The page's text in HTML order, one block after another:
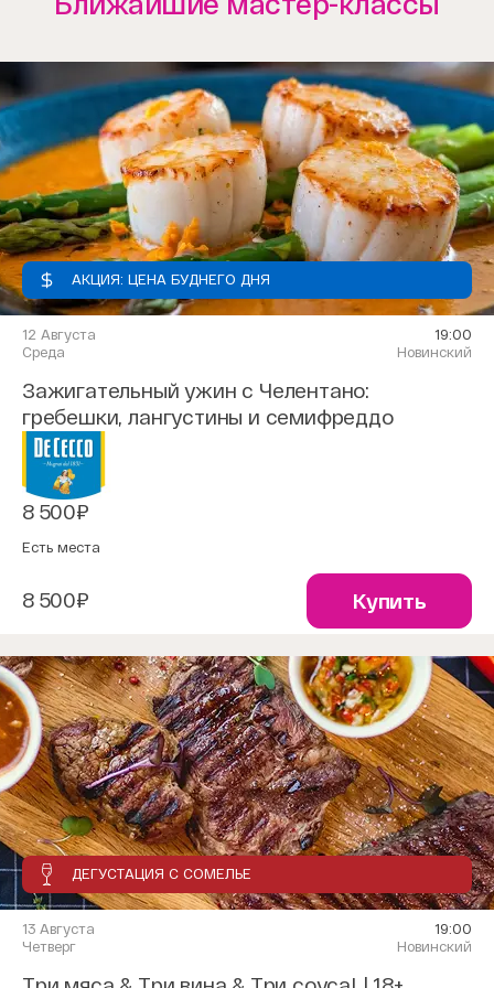
АКЦИЯ: ЦЕНА БУДНЕГО ДНЯ
12 Августа
Среда
19:00
Новинский
Зажигательный ужин с Челентано:
гребешки, лангустины и семифреддо
8 500₽
Есть места
8 500₽ Купить
ДЕГУСТАЦИЯ С СОМЕЛЬЕ
13 Августа
Четверг
19:00
Новинский